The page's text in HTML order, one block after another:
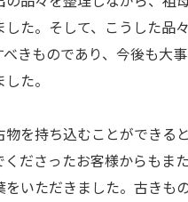
した。そして、こうした品
べきものであり、今後も大
た。
を持ち込むことができると
ださったお客様からもま
をいただきました。古きも